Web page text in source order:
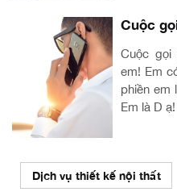
Cuộc
Cuộc gọi
em! Em
phiền em
Em là D
Dịch vụ thiết kế nội thất